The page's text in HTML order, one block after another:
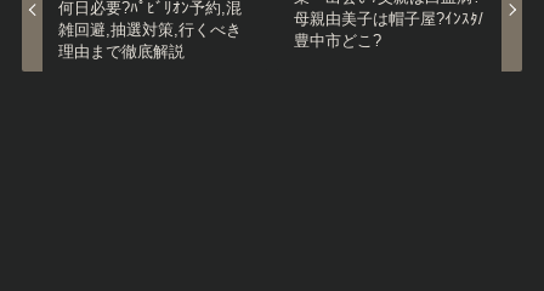
何日必要?ﾊﾟﾋﾞﾘｵﾝ予約,混
雑回避,抽選対策,行くべき
理由まで徹底解説
母親由美子は帽子屋?ｲﾝｽﾀ/
豊中市どこ?